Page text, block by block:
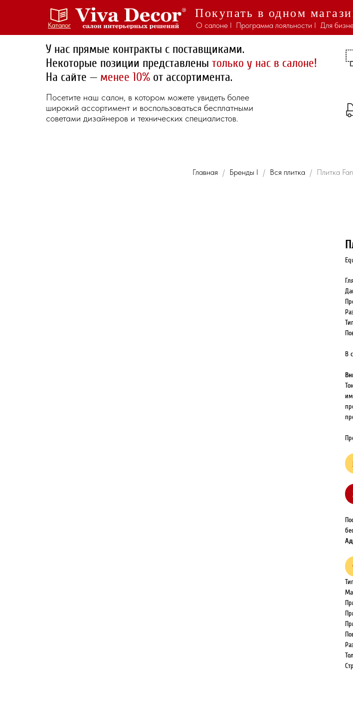
Покупать в одном
Для
Каталог
Каталог Программа лояльности I
О салоне I
У нас прямые контракты с поставщиками.
Некоторые позиции представлены только у нас в салоне!
На сайте — менее 10% от ассортимента.
Посетите наш салон, в котором можете увидеть более
широкий ассортимент и воспользоваться бесплатными
советами дизайнеров и технических специалистов.
Главная Бренды I Вся плитка Плитка
В